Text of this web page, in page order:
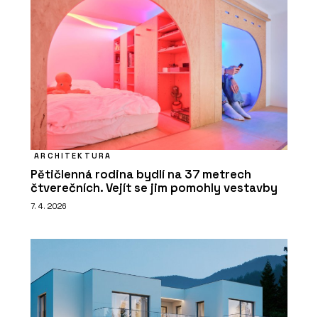
ARCHITEKTURA
Pětičlenná rodina bydlí na 37 metrech
čtverečních. Vejít se jim pomohly vestavby
7. 4. 2026